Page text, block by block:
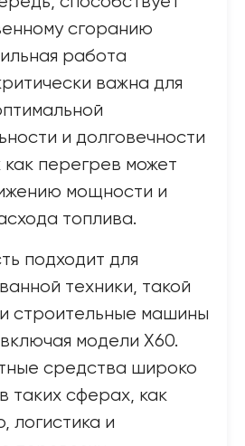
сгоранию
работа
важна для
и долговечности
как перегрев может
мощности и
топлива.
подходит для
техники, такой
и строительные машины
модели X60.
средства широко
таких сферах, как
логистика и